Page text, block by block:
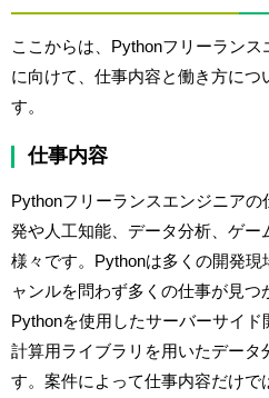
ここからは、Pythonフリーラン
に向けて、仕事内容と働き方につ
す。
仕事内容
Pythonフリーランスエンジニア
発や人工知能、データ分析、ゲー
様々です。Pythonは多くの開発
ャンルを問わず多くの仕事が見つ
Pythonを使用したサーバーサイ
計算用ライブラリを用いたデータ
す。案件によって仕事内容だけで